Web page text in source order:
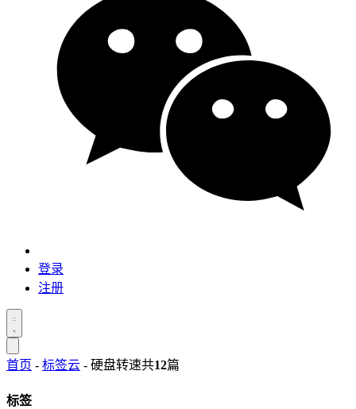
登录
注册
首页 - 标签云 - 硬盘转速共12篇
标签